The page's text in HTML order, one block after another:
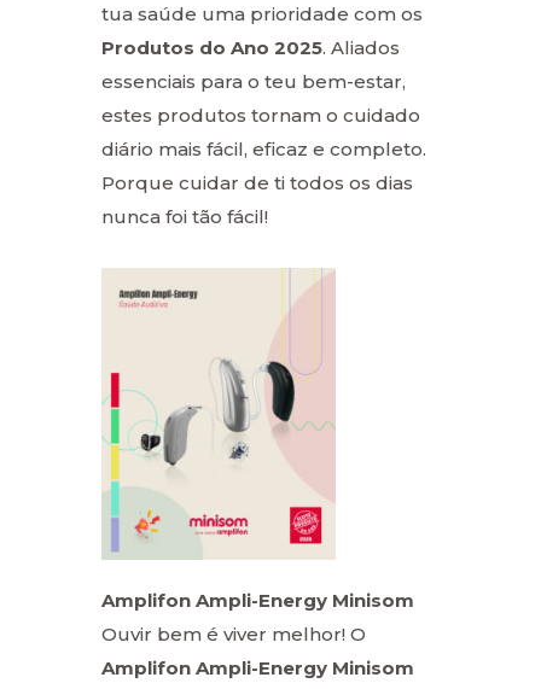
tua saúde uma prioridade com os
Produtos do Ano 2025. Aliados
essenciais para o teu bem-estar,
estes produtos tornam o cuidado
diário mais fácil, eficaz e completo.
Porque cuidar de ti todos os dias
nunca foi tão fácil!
Amplifon Ampli-Energy Minisom
Ouvir bem é viver melhor! O
Amplifon Ampli-Energy Minisom